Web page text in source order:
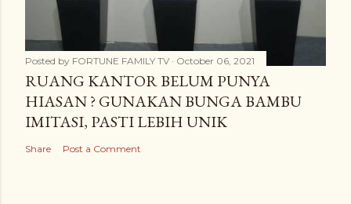
Posted by FORTUNE FAMILY TV October 06, 2021
RUANG KANTOR BELUM PUNYA
HIASAN ? GUNAKAN BUNGA BAMBU
IMITASI, PASTI LEBIH UNIK
Share Post a Comment